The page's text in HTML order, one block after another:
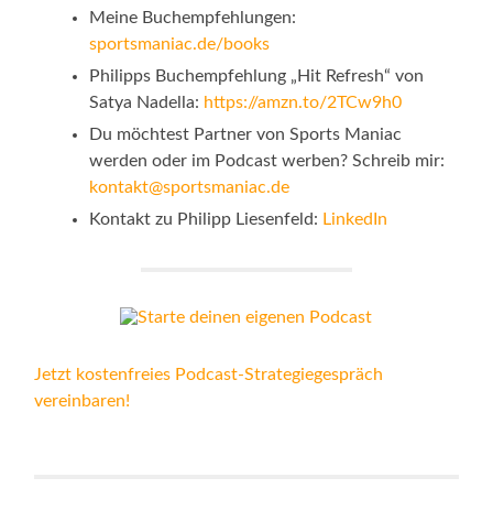
Meine Buchempfehlungen:
sportsmaniac.de/books
Philipps Buchempfehlung „Hit Refresh“ von
Satya Nadella: https://amzn.to/2TCw9h0
Du möchtest Partner von Sports Maniac
werden oder im Podcast werben? Schreib mir:
kontakt@sportsmaniac.de
Kontakt zu Philipp Liesenfeld: LinkedIn
Jetzt kostenfreies Podcast-Strategiegespräch
vereinbaren!